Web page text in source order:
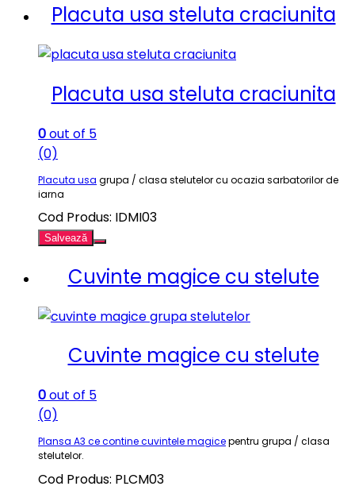
Placuta usa steluta craciunita
Placuta usa steluta craciunita
0out of 5
(0)
Placuta usa grupa / clasa stelutelor cu ocazia sarbatorilor de
iarna
Cod Produs: IDMI03
Salvează
Cuvinte magice cu stelute
Cuvinte magice cu stelute
0out of 5
(0)
Plansa A3 ce contine cuvintele magicepentru grupa / clasa
stelutelor.
Cod Produs: PLCM03